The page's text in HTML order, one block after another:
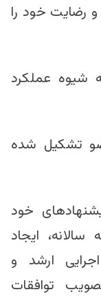
خود را
شیوه عملکرد
تشکیل شده
خود
ایجاد
ارشد و
توافقات